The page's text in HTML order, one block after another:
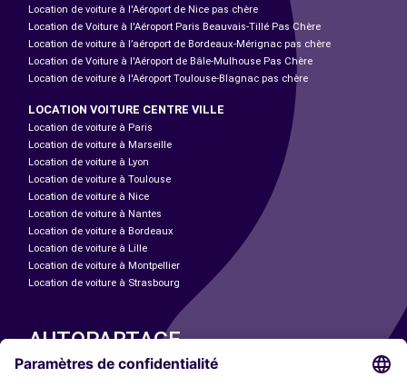
Location de voiture à l'Aéroport de Nice pas chère
Location de Voiture à l'Aéroport Paris Beauvais-Tillé Pas Chère
Location de voiture à l’aéroport de Bordeaux-Mérignac pas chère
Location de Voiture à l'Aéroport de Bâle-Mulhouse Pas Chère
Location de voiture à l'Aéroport Toulouse-Blagnac pas chère
LOCATION VOITURE CENTRE VILLE
Location de voiture à Paris
Location de voiture à Marseille
Location de voiture à Lyon
Location de voiture à Toulouse
Location de voiture à Nice
Location de voiture à Nantes
Location de voiture à Bordeaux
Location de voiture à Lille
Location de voiture à Montpellier
Location de voiture à Strasbourg
AUTOPARTAGE